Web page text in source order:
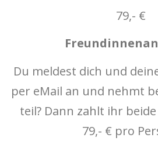
79,- €
Du meldest dich und
per eMail an und nehmt
teil? Dann zahlt ihr
79,- € pro